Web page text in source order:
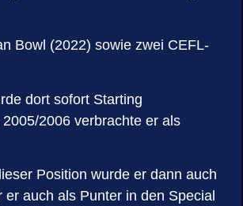
Bowl (2022) sowie zwei CEFL-
dort sofort Starting
2006 verbrachte er als
Position wurde er dann auch
auch als Punter in den Special